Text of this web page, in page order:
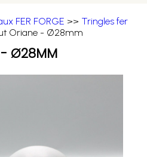
FER FORGE >> Tringles fer
Oriane - Ø28mm
- Ø28MM